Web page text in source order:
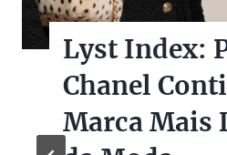
Lyst Index:
Chanel
Marca Mais